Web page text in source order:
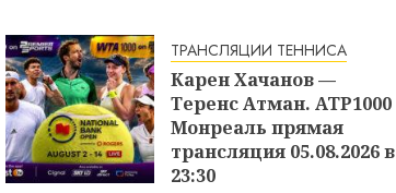
ТРАНСЛЯЦИИ ТЕННИСА
Карен Хачанов —
Теренс Атман. ATP1000
Монреаль прямая
трансляция 05.08.2026 в
23:30